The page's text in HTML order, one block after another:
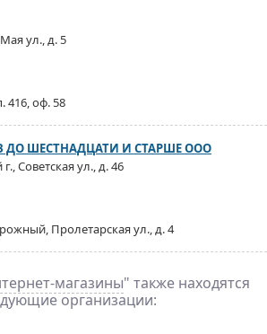
ул., д. 5
416, оф. 58
ДО ШЕСТНАДЦАТИ И СТАРШЕ ООО
Советская ул., д. 46
Пролетарская ул., д. 4
магазины" также находятся
организации: